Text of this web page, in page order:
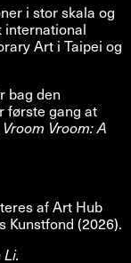
i stor skala og
international
Art i Taipei og
bag den
første gang at
Vroom Vroom: A
af Art Hub
Kunstfond (2026).